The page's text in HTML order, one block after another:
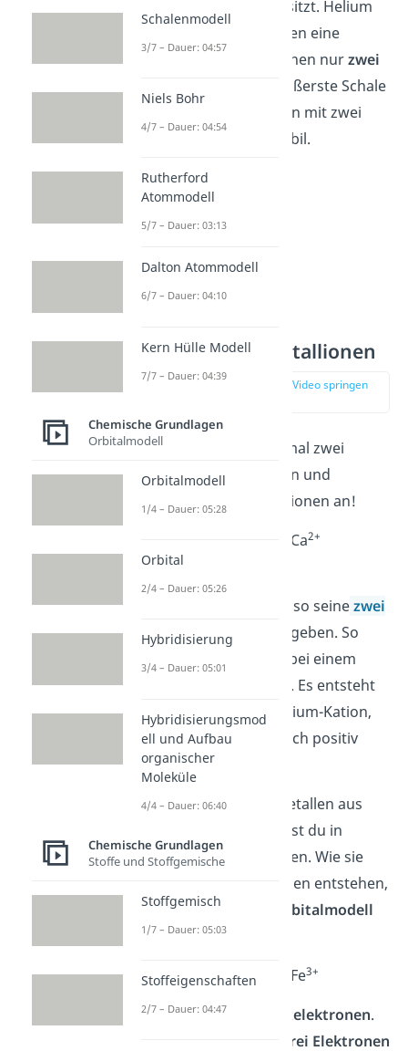
Außenelektronen besitzt. Helium
und Wasserstoff bilden eine
Ausnahme, da bei denen nurzwei
Elektronen auf die äußerste Schale
passen. Sie sind schon mit zwei
Außenelektronen stabil.
Ladung von Metallionen
zur Stelle im Video springen
Schauen wir uns einmal zwei
Beispiele zu Ladungen und
Wertigkeiten von Kationen an!
+ Ca2+
Calcium ist in der 2.
Hauptgruppe kann also seinezwei
Außenelektronen
abgeben. So
wird die Oktettregel bei einem
anderen Atom erfüllt. Es entsteht
das zweiwertige
Calcium-Kation,
welches somit zweifach positiv
geladen ist.
Die Ladungen von Metallen aus
findest du in
vorgegebenen Tabellen. Wie sie
zum Beispiel beim Eisen entstehen,
lässt sich mit dem
Orbitalmodell
erklären:
Fe → 3e
+ Fe3+
Eisen hatacht Valenzelektronen.
drei Elektronen
Schalenmodell
3/7 – Dauer: 04:57
Niels Bohr
4/7 – Dauer: 04:54
Rutherford
Atommodell
5/7 – Dauer: 03:13
Dalton Atommodell
6/7 – Dauer: 04:10
Kern Hülle Modell
7/7 – Dauer: 04:39
Chemische Grundlagen
Orbitalmodell
Orbitalmodell
1/4 – Dauer: 05:28
Orbital
2/4 – Dauer: 05:26
Hybridisierung
3/4 – Dauer: 05:01
Hybridisierungsmod
ell und Aufbau
organischer
Moleküle
4/4 – Dauer: 06:40
Chemische Grundlagen
Stoffe und Stoffgemische
Stoffgemisch
1/7 – Dauer: 05:03
Stoffeigenschaften
2/7 – Dauer: 04:47